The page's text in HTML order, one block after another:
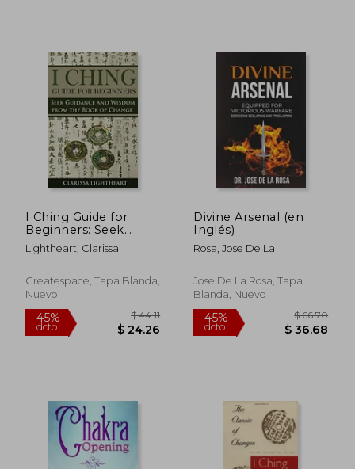
I Ching Guide for
Beginners: Seek
Guidance and
Wisdom From the
Inglés)
Lightheart, Clarissa
Createspace, Tapa Blanda,
Nuevo
Divine Arsenal (en
Inglés)
Rosa, Jose De La
Jose De La Rosa, Tapa
Blanda, Nuevo